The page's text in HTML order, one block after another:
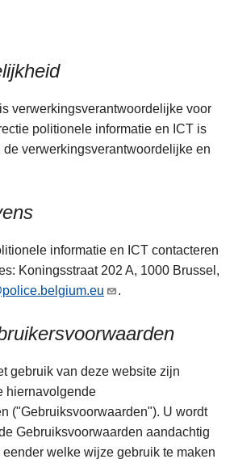
verwerkingsverantwoordelijke voor
politionele informatie en ICT is
verwerkingsverantwoordelijke en
informatie en ICT contacteren
Koningsstraat 202 A, 1000 Brussel,
.
gebruik van deze website zijn
hiernavolgende
("Gebruiksvoorwaarden"). U wordt
Gebruiksvoorwaarden aandachtig
welke wijze gebruik te maken